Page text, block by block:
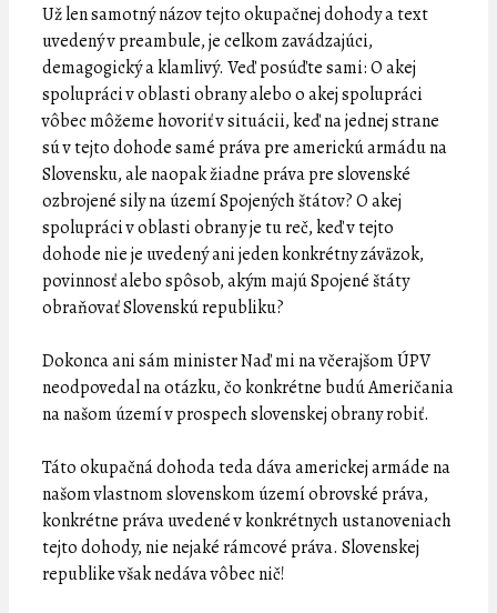
Už len samotný názov tejto okupačnej dohody a text
uvedený v preambule, je celkom zavádzajúci,
demagogický a klamlivý. Veď posúďte sami: O akej
spolupráci v oblasti obrany alebo o akej spolupráci
vôbec môžeme hovoriť v situácii, keď na jednej strane
sú v tejto dohode samé práva pre americkú armádu na
Slovensku, ale naopak žiadne práva pre slovenské
ozbrojené sily na území Spojených štátov? O akej
spolupráci v oblasti obrany je tu reč, keď v tejto
dohode nie je uvedený ani jeden konkrétny záväzok,
povinnosť alebo spôsob, akým majú Spojené štáty
obraňovať Slovenskú republiku?
Dokonca ani sám minister Naď mi na včerajšom ÚPV
neodpovedal na otázku, čo konkrétne budú Američania
na našom území v prospech slovenskej obrany robiť.
Táto okupačná dohoda teda dáva americkej armáde na
našom vlastnom slovenskom území obrovské práva,
konkrétne práva uvedené v konkrétnych ustanoveniach
tejto dohody, nie nejaké rámcové práva. Slovenskej
republike však nedáva vôbec nič!